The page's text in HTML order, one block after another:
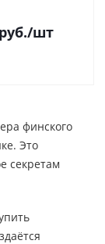
руб./шт
финского
Это
секретам